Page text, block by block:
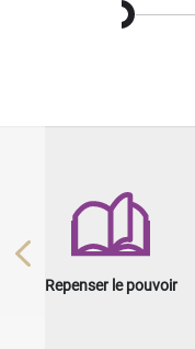
Repenser le pouvoir
Previous